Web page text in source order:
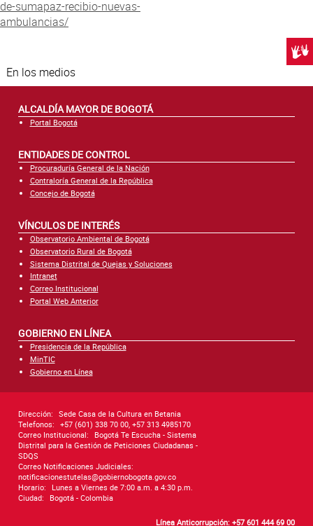
de-sumapaz-recibio-nuevas-
ambulancias/
En los medios
ALCALDÍA MAYOR DE BOGOTÁ
Portal Bogotá
ENTIDADES DE CONTROL
Procuraduría General de la Nación
Contraloría General de la República
Concejo de Bogotá
VÍNCULOS DE INTERÉS
Observatorio Ambiental de Bogotá
Observatorio Rural de Bogotá
Sistema Distrital de Quejas y Soluciones
Intranet
Correo Institucional
Portal Web Anterior
GOBIERNO EN LÍNEA
Presidencia de la República
MinTIC
Gobierno en Línea
Dirección: Sede Casa de la Cultura en Betania
Telefonos: +57 (601) 338 70 00, +57 313 4985170
Correo Institucional:
Bogotá Te Escucha - Sistema
Distrital para la Gestión de Peticiones Ciudadanas -
SDQS
Correo Notificaciones Judiciales:
notificacionestutelas@gobiernobogota.gov.co
Horario:
Lunes a Viernes de 7:00 a.m. a 4:30 p.m.
Ciudad:
Bogotá - Colombia
Línea Anticorrupción: +57 601 444 69 00